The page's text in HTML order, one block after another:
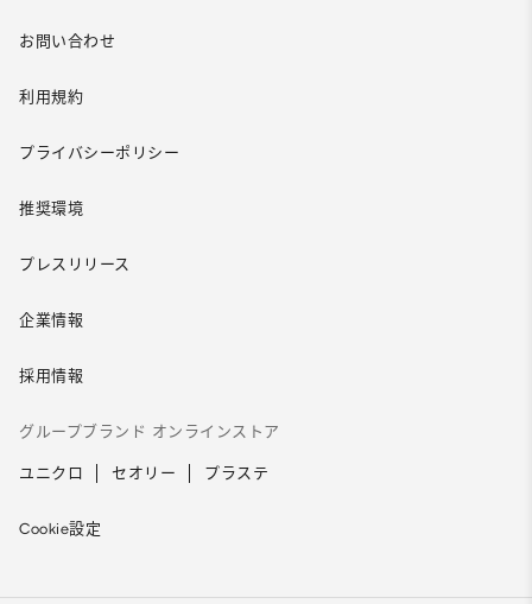
お問い合わせ
利用規約
プライバシーポリシー
推奨環境
プレスリリース
企業情報
採用情報
グループブランド オンラインストア
ユニクロ セオリー プラステ
Cookie設定